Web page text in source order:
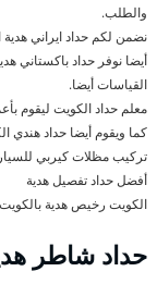
والطلب.
نضمن لكم حداد ايراني هدية
أيضا نوفر حداد باكستاني
القياسات أيضا.
معلم حداد الكويت ليقوم
كما ويقوم أيضا حداد هندي
تركيب مظلات كيربي
أفضل حداد تفصيل هدية
الكويت رخيص هدية
حداد شاطر